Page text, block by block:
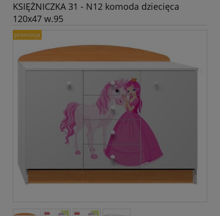
KSIĘŻNICZKA 31 - N12 komoda dziecięca
120x47 w.95
promocja